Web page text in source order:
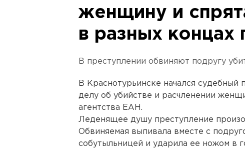
женщину и
в разных концах
В преступлении обвиняют подругу
В Краснотурьинске начался судебный
делу об убийстве и расчленении
агентства ЕАН.
Леденящее душу преступление
Обвиняемая выпивала вместе с
собутыльницей и ударила ее ножом в